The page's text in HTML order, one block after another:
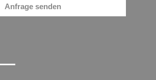
Anfrage senden